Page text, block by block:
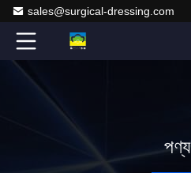
sales@surgical-dressing.com
পণ্য